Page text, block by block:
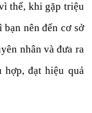
thế, khi gặp triệu
nên đến cơ sở
nhân và đưa ra
đạt hiệu quả